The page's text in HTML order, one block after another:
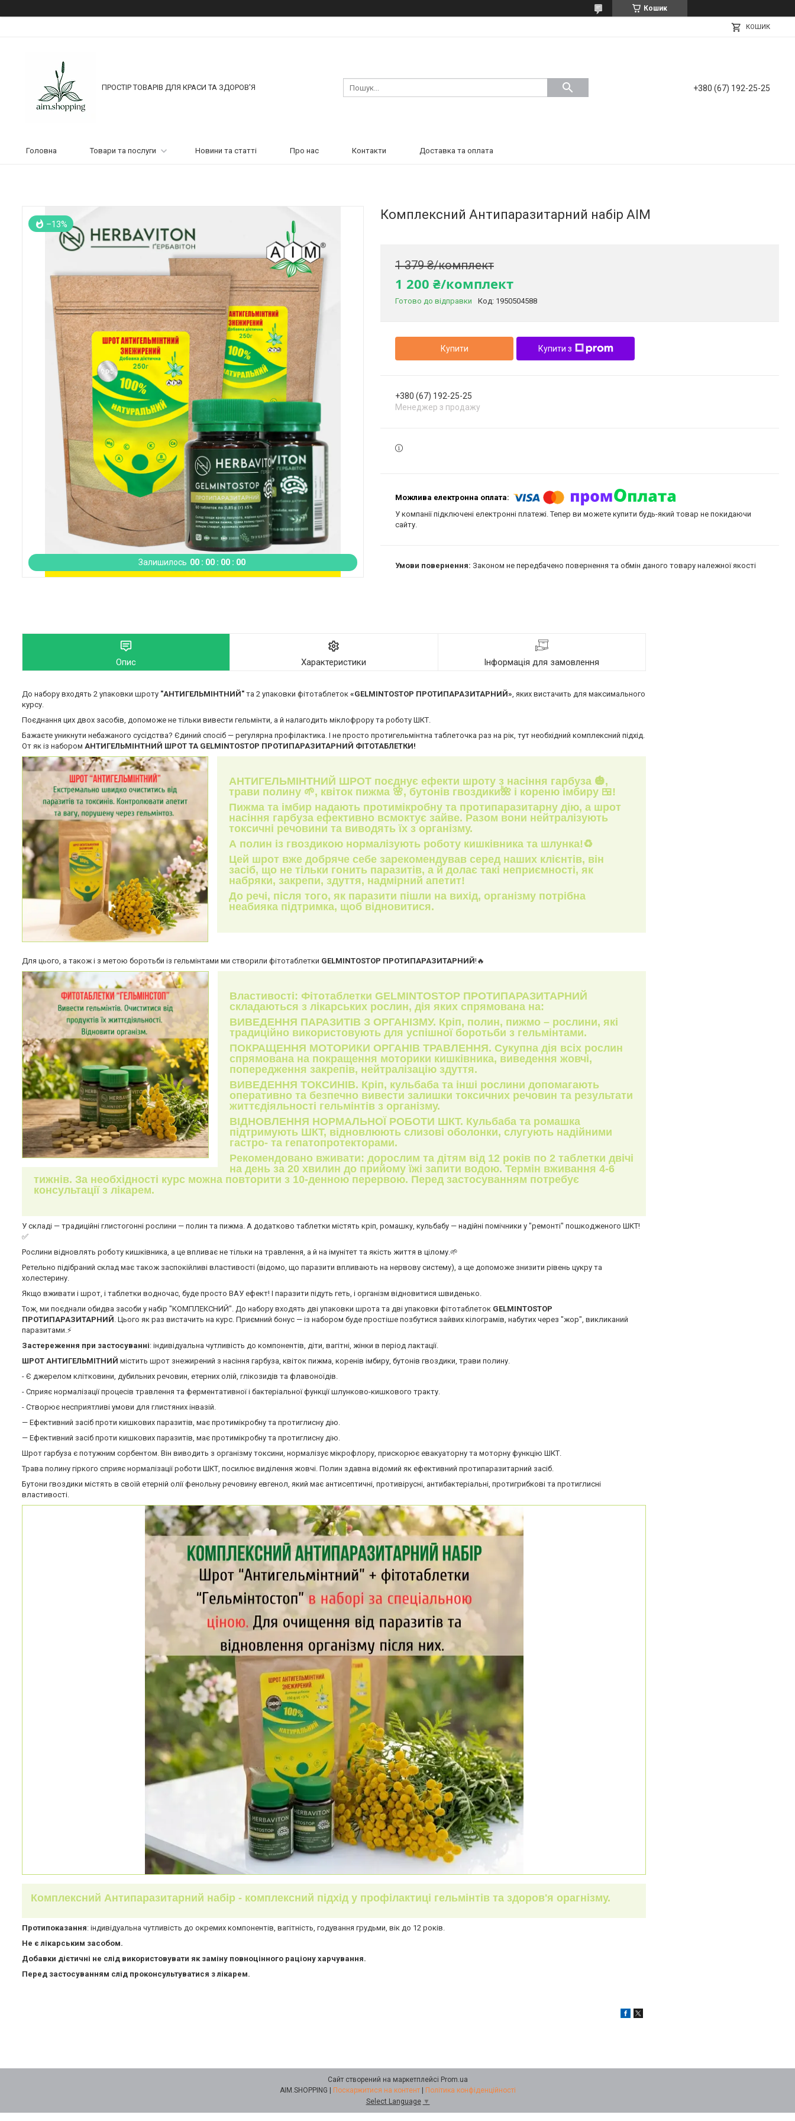
Кошик
КОШИК
ПРОСТІР ТОВАРІВ ДЛЯ КРАСИ ТА ЗДОРОВ'Я +380 (67) 192-25-25
Головна Товари та послуги Новини та статті Про нас Контакти Доставка та оплата
Залишилось 00 00 00 00
–13%
Комплексний Антипаразитарний набір АІМ
1 379 ₴/комплект
1 200 ₴/комплект
Готово до відправки Код: 1950504588
Купити Купити з
+380 (67) 192-25-25
Менеджер з продажу
У компанії підключені електронні платежі. Тепер ви можете купити будь-який товар не покидаючи
сайту.
Законом не передбачено повернення та обмін даного товару належної якості
Опис Характеристики Інформація для замовлення
До набору входять 2 упаковки шроту "АНТИГЕЛЬМІНТНИЙ" та 2 упаковки фітотаблеток «GELMINTOSTOP ПРОТИПАРАЗИТАРНИЙ», яких вистачить для максимального
курсу.
Поєднання цих двох засобів, допоможе не тільки вивести гельмінти, а й налагодить міклофрору та роботу ШКТ.
Бажаєте уникнути небажаного сусідства? Єдиний спосіб — регулярна профілактика. І не просто протигельмінтна таблеточка раз на рік, тут необхідний комплексний підхід.
От як із набором АНТИГЕЛЬМІНТНИЙ ШРОТ ТА GELMINTOSTOP ПРОТИПАРАЗИТАРНИЙ ФІТОТАБЛЕТКИ!
АНТИГЕЛЬМІНТНИЙ ШРОТ поєднує ефекти шроту з насіння гарбуза 🎃,
трави полину 🌱, квіток пижма 🌸, бутонів гвоздики🌺 і кореню імбиру 🍱!
Пижма та імбир надають протимікробну та протипаразитарну дію, а шрот
насіння гарбуза ефективно всмоктує зайве. Разом вони нейтралізують
токсичні речовини та виводять їх з організму.
А полин із гвоздикою нормалізують роботу кишківника та шлунка!♻️
Цей шрот вже добряче себе зарекомендував серед наших клієнтів, він
засіб, що не тільки гонить паразитів, а й долає такі неприємності, як
набряки, закрепи, здуття, надмірний апетит!
До речі, після того, як паразити пішли на вихід, організму потрібна
неабияка підтримка, щоб відновитися.
Для цього, а також і з метою боротьби із гельмінтами ми створили фітотаблетки GELMINTOSTOP ПРОТИПАРАЗИТАРНИЙ!🔥
Властивості: ФітотаблеткиGELMINTOSTOP ПРОТИПАРАЗИТАРНИЙ
складаються з лікарських рослин, дія яких спрямована на:
ВИВЕДЕННЯ ПАРАЗИТІВ З ОРГАНІЗМУ. Кріп, полин, пижмо – рослини, які
традиційно використовують для успішної боротьби з гельмінтами.
ПОКРАЩЕННЯ МОТОРИКИ ОРГАНІВ ТРАВЛЕННЯ. Сукупна дія всіх рослин
спрямована на покращення моторики кишківника, виведення жовчі,
попередження закрепів, нейтралізацію здуття.
ВИВЕДЕННЯ ТОКСИНІВ. Кріп, кульбаба та інші рослини допомагають
оперативно та безпечно вивести залишки токсичних речовин та результати
життєдіяльності гельмінтів з організму.
ВІДНОВЛЕННЯ НОРМАЛЬНОЇ РОБОТИ ШКТ. Кульбаба та ромашка
підтримують ШКТ, відновлюють слизові оболонки, слугують надійними
гастро- та гепатопротекторами.
Рекомендовано вживати: дорослим та дітям від 12 років по 2 таблетки двічі
на день за 20 хвилин до прийому їжі запити водою. Термін вживання 4-6
тижнів. За необхідності курс можна повторити з 10-денною перервою. Перед застосуванням потребує
консультації з лікарем.
У складі — традиційні глистогонні рослини — полин та пижма. А додатково таблетки містять кріп, ромашку, кульбабу — надійні помічники у "ремонті" пошкодженого ШКТ!
✅
Рослини відновлять роботу кишківника, а це впливає не тільки на травлення, а й на імунітет та якість життя в цілому.🌱
Ретельно підібраний склад має також заспокійливі властивості (відомо, що паразити впливають на нервову систему), а ще допоможе знизити рівень цукру та
холестерину.
Якщо вживати і шрот, і таблетки водночас, буде просто ВАУ ефект! І паразити підуть геть, і організм відновитися швиденько.
Тож, ми поєднали обидва засоби у набір "КОМПЛЕКСНИЙ". До набору входять дві упаковки шрота та дві упаковки фітотаблеток GELMINTOSTOP
ПРОТИПАРАЗИТАРНИЙ. Цього як раз вистачить на курс. Приємний бонус — із набором буде простіше позбутися зайвих кілограмів, набутих через "жор", викликаний
паразитами.⚡️
Застереження при застосуванні: індивідуальна чутливість до компонентів, діти, вагітні, жінки в період лактації.
ШРОТ АНТИГЕЛЬМІТНИЙ містить шрот знежирений з насіння гарбуза, квіток пижма, коренів імбиру, бутонів гвоздики, трави полину.
- Є джерелом клітковини, дубильних речовин, етерних олій, глікозидів та флавоноїдів.
- Сприяє нормалізації процесів травлення та ферментативної і бактеріальної функції шлунково-кишкового тракту.
- Створює несприятливі умови для глистяних інвазій.
— Ефективний засіб проти кишкових паразитів, має протимікробну та протиглисну дію.
— Ефективний засіб проти кишкових паразитів, має протимікробну та протиглисну дію.
Шрот гарбуза є потужним сорбентом. Він виводить з організму токсини, нормалізує мікрофлору, прискорює евакуаторну та моторну функцію ШКТ.
Трава полину гіркого сприяє нормалізації роботи ШКТ, посилює виділення жовчі. Полин здавна відомий як ефективний протипаразитарний засіб.
Бутони гвоздики містять в своїй етерній олії фенольну речовину евгенол, який має антисептичні, противірусні, антибактеріальні, протигрибкові та протиглисні
властивості.
Комплексний Антипаразитарний набір - комплексний підхід у профілактиці гельмінтів та здоров'я орагнізму.
Протипоказання: індивідуальна чутливість до окремих компонентів, вагітність, годування грудьми, вік до 12 років.
Не є лікарським засобом.
Добавки дієтичні не слід використовувати як заміну повноцінного раціону харчування.
Перед застосуванням слід проконсультуватися з лікарем.
Сайт створений на маркетплейсі Prom.ua
Поскаржитися на контент
Політика конфіденційності
Select Language ▼